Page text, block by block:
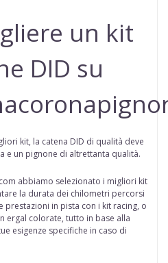
un kit
DID su
kit, la catena DID di qualità deve
e un pignone di altrettanta qualità.
abbiamo selezionato i migliori kit
la durata dei chilometri percorsi
prestazioni in pista con i kit racing, o
ergal colorate, tutto in base alla
esigenze specifiche in caso di